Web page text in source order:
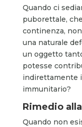
Quando ci
puborettale,
continenza,
una naturale
un oggetto
potesse
indirettamente
immunitario?
Rimedio
Quando non